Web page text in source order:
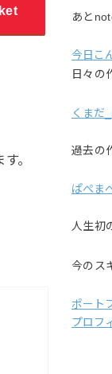
。
あと
今日こ
日々の
くまだ
過去の
ぱぺま
人生初
今のス
ポート
プロフ